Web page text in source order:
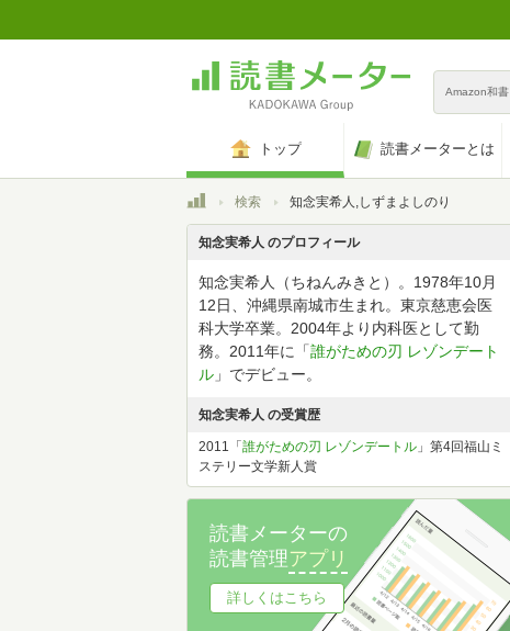
Amazon和書
トップ 読書メーターとは
トップ検索 知念実希人,しずまよしのり
知念実希人 のプロフィール
知念実希人（ちねんみきと）。1978年10月
12日、沖縄県南城市生まれ。東京慈恵会医
科大学卒業。2004年より内科医として勤
務。2011年に「誰がための刃 レゾンデート
ル 」でデビュー。
知念実希人 の受賞歴
2011「 誰がための刃 レゾンデートル 」第4回福山ミ
ステリー文学新人賞
読書メーターの
読書管理アプリ
詳しくはこちら